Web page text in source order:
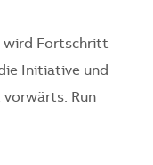
wird Fortschritt
Initiative und
Run